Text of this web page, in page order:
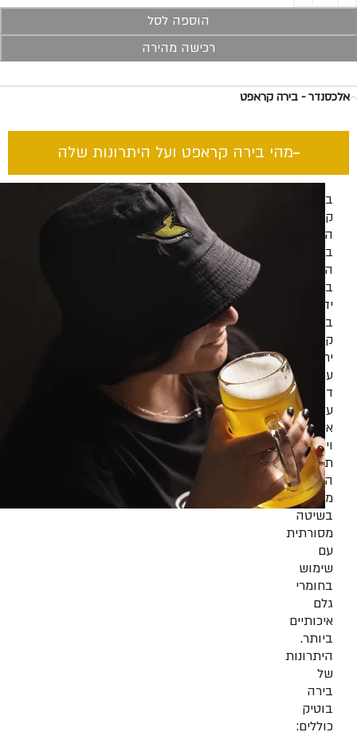
הוספה לסל
רכישה מהירה
אלכסנדר - בירה קראפט
מהי בירה קראפט ועל היתרונות שלה​
בירה
קראפט
היא
בירה
המיוצרת
בעבודת
יד
בכמויות
קטנות
יחסית,
עם
דגש
על
איכות
וייחודיות.
תהליך
הייצור
מתבצע
בשיטה
מסורתית
עם
שימוש
בחומרי
גלם
איכותיים
ביותר.
היתרונות
של
בירה
בוטיק
כוללים: